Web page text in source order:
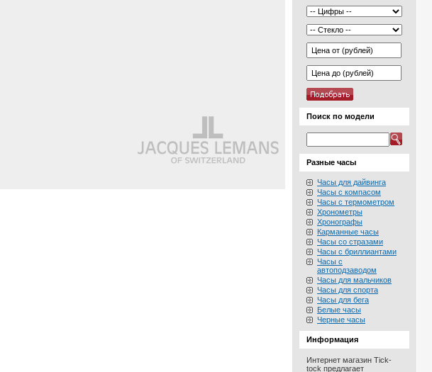
Поиск по модели
Разные часы
Часы для дайвинга
Часы с компасом
Часы с термометром
Хронометры
Хронографы
Карманные часы
Часы со стразами
Часы с бриллиантами
Часы с
автоподзаводом
Часы для мальчиков
Часы для спорта
Часы для бега
Белые часы
Черные часы
Информация
Интернет магазин Tick-
tock предлагает